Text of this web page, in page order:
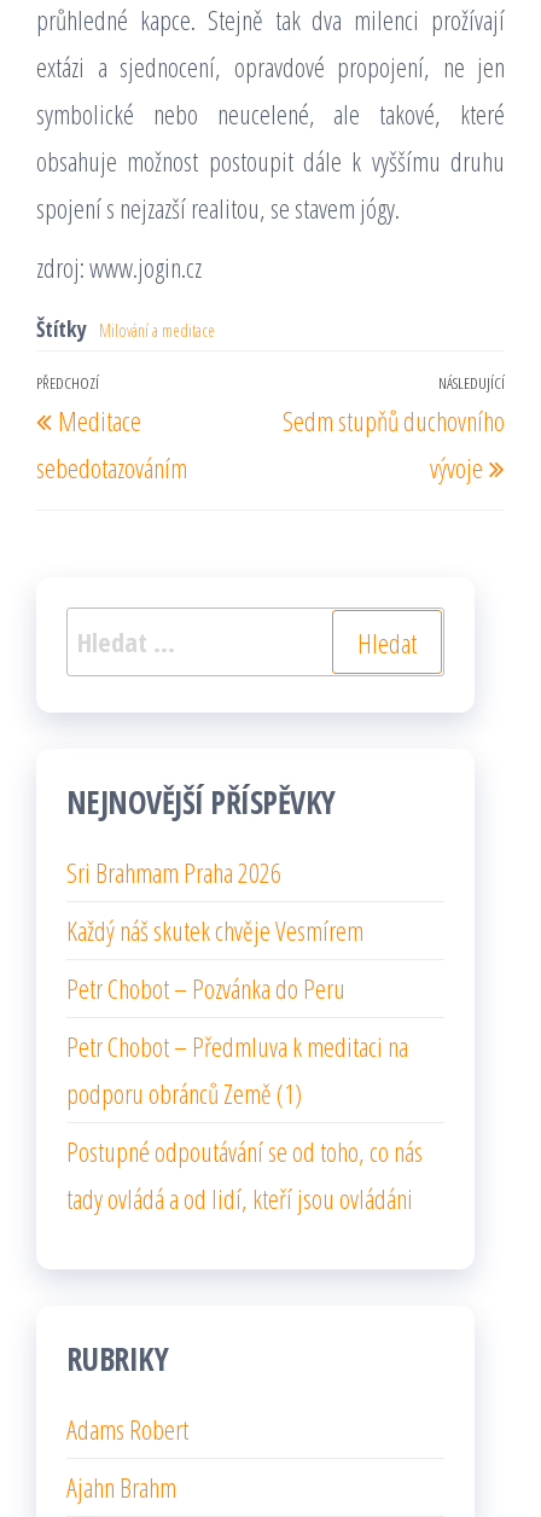
průhledné kapce. Stejně tak dva milenci prožívají
extázi a sjednocení, opravdové propojení, ne jen
symbolické nebo neucelené, ale takové, které
obsahuje možnost postoupit dále k vyššímu druhu
spojení s nejzazší realitou, se stavem jógy.
zdroj: www.jogin.cz
Štítky Milování a meditace
Navigace
pro
příspěvek
Předchozí
příspěvek
PŘEDCHOZÍ
Meditace
sebedotazováním
NÁSLEDUJÍCÍ
Sedm stupňů duchovního
vývoje
Vyhledávání
NEJNOVĚJŠÍ PŘÍSPĚVKY
Sri Brahmam Praha 2026
Každý náš skutek chvěje Vesmírem
Petr Chobot – Pozvánka do Peru
Petr Chobot – Předmluva k meditaci na
podporu obránců Země (1)
Postupné odpoutávání se od toho, co nás
tady ovládá a od lidí, kteří jsou ovládáni
RUBRIKY
Adams Robert
Ajahn Brahm